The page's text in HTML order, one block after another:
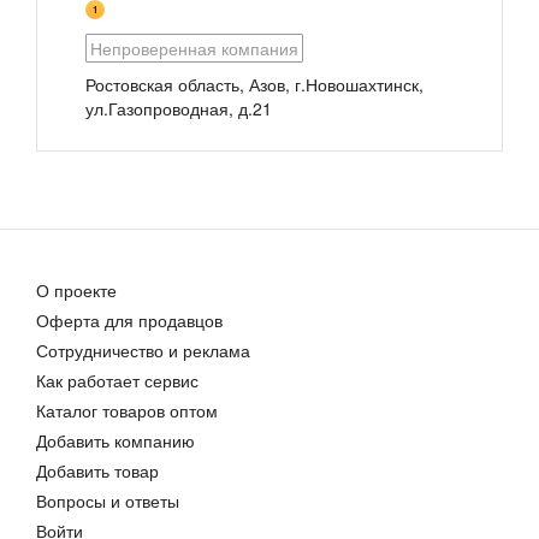
Цена договорная
Цена договорная
1
Непроверенная компания
Ростовская область, Азов, г.Новошахтинск,
ул.Газопроводная, д.21
О проекте
Оферта для продавцов
Сотрудничество и реклама
Как работает сервис
Каталог товаров оптом
Добавить компанию
Добавить товар
Вопросы и ответы
Войти